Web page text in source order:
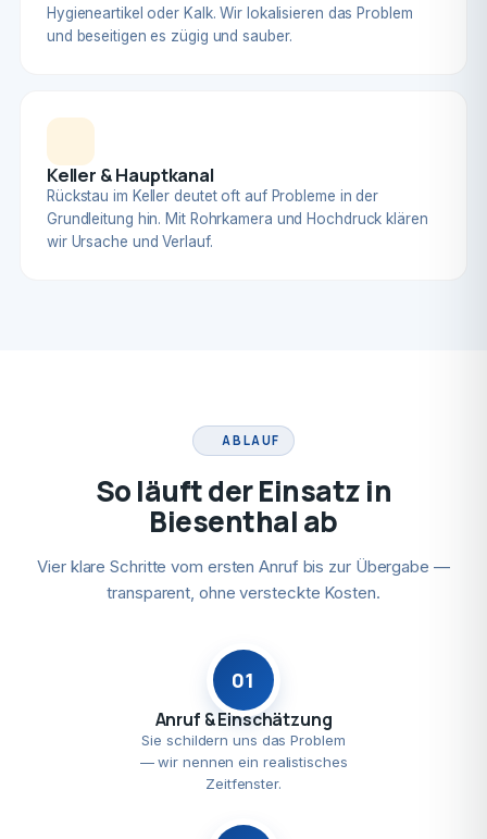
Hygieneartikel oder Kalk. Wir lokalisieren das Problem
und beseitigen es zügig und sauber.
Keller & Hauptkanal
Rückstau im Keller deutet oft auf Probleme in der
Grundleitung hin. Mit Rohrkamera und Hochdruck klären
wir Ursache und Verlauf.
ABLAUF
So läuft der Einsatz in
Biesenthal ab
Vier klare Schritte vom ersten Anruf bis zur Übergabe —
transparent, ohne versteckte Kosten.
01
Anruf & Einschätzung
Sie schildern uns das Problem
— wir nennen ein realistisches
Zeitfenster.